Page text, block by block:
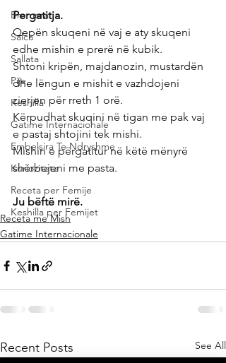
Brumera
Salca
Sallata
Pije
Keshilla
Gatime Internacionale
Embelsira Te Ndryshme
Kuriozitete
Receta per Femije
Keshilla per Femijet
Pergatitja.
Qepën skuqeni në vaj e aty skuqeni
edhe mishin e prerë në kubik.
Shtoni kripën, majdanozin, mustardën
dhe lëngun e mishit e vazhdojeni
zierjen për rreth 1 orë.
Kërpudhat skuqini në tigan me pak vaj
e pastaj shtojini tek mishi.
Mishin e përgatitur në këtë mënyrë
shërbejeni me pasta.
Ju bëftë mirë.
Receta me Mish
Gatime Internacionale
Recent Posts See All